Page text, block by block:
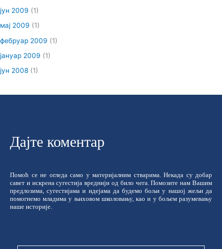
јун 2009 (1)
мај 2009 (1)
фебруар 2009 (1)
јануар 2009 (1)
јун 2008 (1)
Дајте коментар
Помоћ се не огледа само у материјалним стварима. Некада су добар
савет и искрена сугестија вреднији од било чега. Помозите нам Вашим
предлозима, сугестијама и идејама да будемо бољи у нашој жељи да
помогнемо младима у њиховом школовању, као и у бољем разумевању
наше историје.